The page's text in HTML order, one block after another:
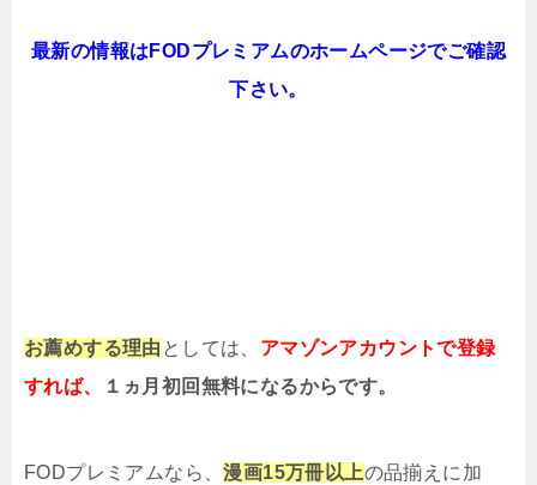
最新の情報はFODプレミアムのホームページでご確認
下さい。
お薦めする理由 としては、 アマゾンアカウントで登録
すれば、
１ヵ月初回無料になるからです。
FODプレミアムなら、漫画15万冊以上の品揃えに加